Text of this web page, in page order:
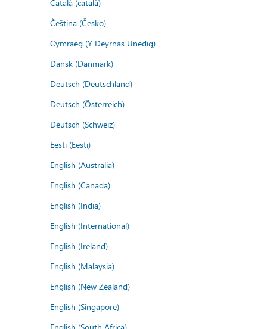
Català (català)
Čeština (Česko)
Cymraeg (Y Deyrnas Unedig)
Dansk (Danmark)
Deutsch (Deutschland)
Deutsch (Österreich)
Deutsch (Schweiz)
Eesti (Eesti)
English (Australia)
English (Canada)
English (India)
English (International)
English (Ireland)
English (Malaysia)
English (New Zealand)
English (Singapore)
English (South Africa)